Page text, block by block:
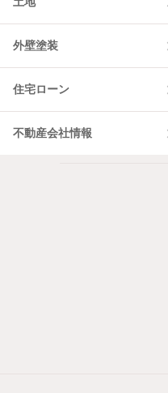
外壁塗装
住宅ローン
不動産会社情報